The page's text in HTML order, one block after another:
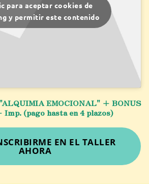
para aceptar cookies de
y permitir este contenido
EMOCIONAL" + BONUS
Imp. (pago hasta en 4 plazos)
EN EL TALLER
AHORA